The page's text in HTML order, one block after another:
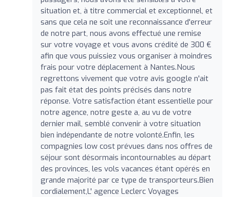
situation et, à titre commercial et exceptionnel, et
sans que cela ne soit une reconnaissance d'erreur
de notre part, nous avons effectué une remise
sur votre voyage et vous avons crédité de 300 €
afin que vous puissiez vous organiser à moindres
frais pour votre déplacement à Nantes.Nous
regrettons vivement que votre avis google n'ait
pas fait état des points précisés dans notre
réponse. Votre satisfaction étant essentielle pour
notre agence, notre geste a, au vu de votre
dernier mail, semblé convenir à votre situation
bien indépendante de notre volonté.Enfin, les
compagnies low cost prévues dans nos offres de
séjour sont désormais incontournables au départ
des provinces, les vols vacances étant opérés en
grande majorité par ce type de transporteurs.Bien
cordialement,L' agence Leclerc Voyages